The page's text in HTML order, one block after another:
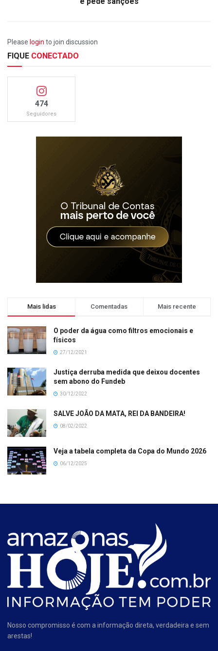
Please login to join discussion
FIQUE CONECTADO
474
Seguidores
Mais lidas Comentadas Mais recente
O poder da água como filtros emocionais e
físicos
27/12/2021
Justiça derruba medida que deixou docentes
sem abono do Fundeb
30/12/2022
SALVE JOÃO DA MATA, REI DA BANDEIRA!
08/02/2022
Veja a tabela completa da Copa do Mundo 2026
06/12/2025
Nosso compromisso é com a informação direta, verdadeira e sem
arestas!